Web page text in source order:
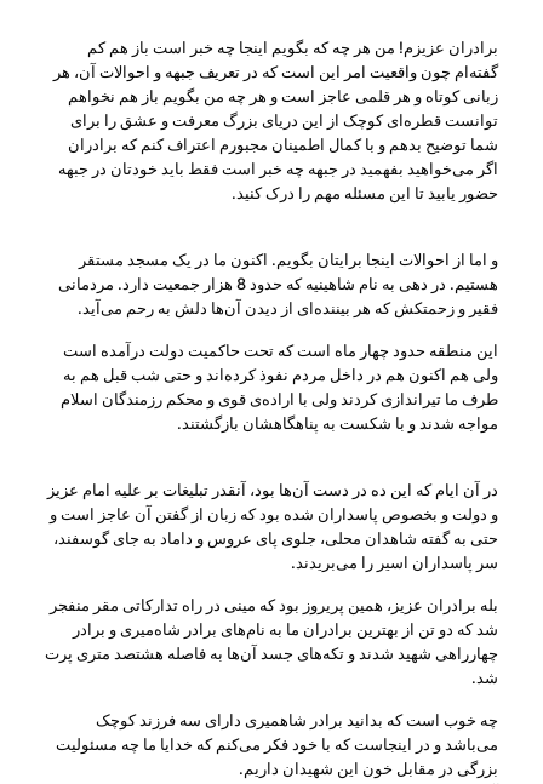
برادران عزیزم! من هر چه که بگویم اینجا چه خبر است باز هم کم
گفته‌ام چون واقعیت امر این است که در تعریف جبهه و احوالات آن، هر
زبانی کوتاه و هر قلمی عاجز است و هر چه من بگویم باز هم نخواهم
توانست قطره‌ای کوچک از این دریای بزرگ معرفت و عشق را برای
شما توضیح بدهم و با کمال اطمینان مجبورم اعتراف کنم که برادران
اگر می‌خواهید بفهمید در جبهه چه خبر است فقط باید خودتان در جبهه
حضور یابید تا این مسئله مهم را درک کنید.
و اما از احوالات اینجا برایتان بگویم. اکنون ما در یک مسجد مستقر
هستیم. در دهی به نام شاهینیه که حدود 8 هزار جمعیت دارد. مردمانی
فقیر و زحمتکش که هر بیننده‌ای از دیدن آن‌ها دلش به رحم می‌آید.
این منطقه حدود چهار ماه است که تحت حاکمیت دولت درآمده است
ولی هم اکنون هم در داخل مردم نفوذ کرده‌اند و حتی شب قبل هم به
طرف ما تیراندازی کردند ولی با اراده‌ی قوی و محکم رزمندگان اسلام
مواجه شدند و با شکست به پناهگاهشان بازگشتند.
در آن ایام که این ده در دست آن‌ها بود، آنقدر تبلیغات بر علیه امام عزیز
و دولت و بخصوص پاسداران شده بود که زبان از گفتن آن عاجز است و
حتی به گفته‌ شاهدان محلی، جلوی پای عروس و داماد به جای گوسفند،
سر پاسداران اسیر را می‌بریدند.
بله برادران عزیز، همین پریروز بود که مینی در راه تدارکاتی مقر منفجر
شد که دو تن از بهترین برادران ما به نام‌های برادر شاه‌میری و برادر
چهارراهی شهید شدند و تکه‌های جسد آن‌ها به فاصله‌ هشتصد متری پرت
شد.
چه خوب است که بدانید برادر شاهمیری دارای سه فرزند کوچک
می‌باشد و در اینجاست که با خود فکر می‌کنم که خدایا ما چه مسئولیت
بزرگی در مقابل خون این شهیدان داریم.